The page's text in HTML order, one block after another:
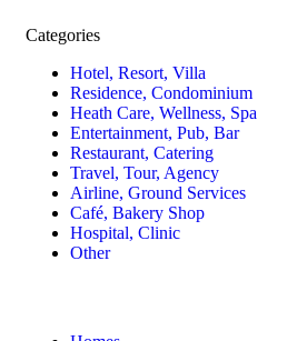
Categories
Hotel, Resort, Villa
Residence, Condominium
Heath Care, Wellness, Spa
Entertainment, Pub, Bar
Restaurant, Catering
Travel, Tour, Agency
Airline, Ground Services
Café, Bakery Shop
Hospital, Clinic
Other